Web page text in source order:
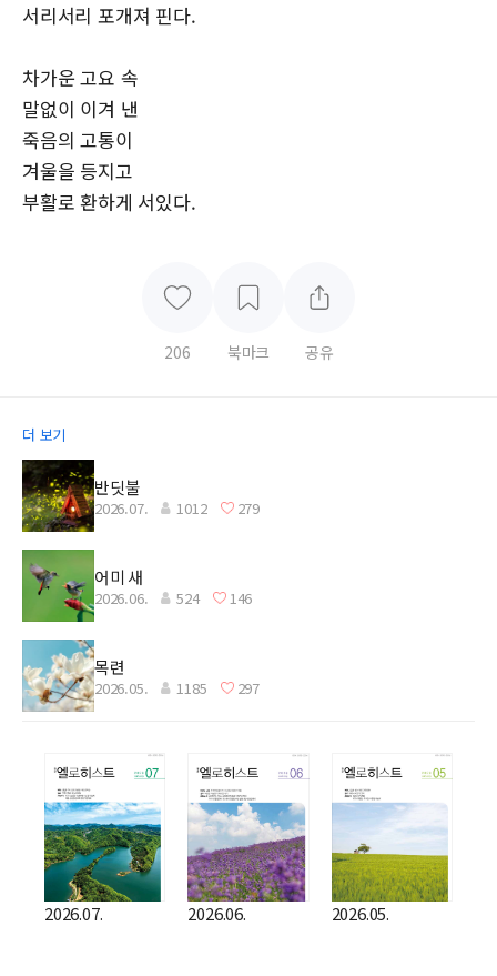
서리서리 포개져 핀다.
차가운 고요 속
말없이 이겨 낸
죽음의 고통이
겨울을 등지고
부활로 환하게 서있다.
206 북마크 공유
더 보기
반딧불
2026.07. 1012 279
어미 새
2026.06. 524 146
목련
2026.05. 1185 297
2026.07. 2026.06. 2026.05.